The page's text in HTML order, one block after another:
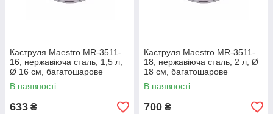
Каструля Maestro MR-3511-
16, нержавіюча сталь, 1,5 л,
Ø 16 см, багатошарове
термоакумулююче дно
В наявності
633 ₴
Каструля Maestro MR-3511-
18, нержавіюча сталь, 2 л, Ø
18 см, багатошарове
термоакумулююче дно
В наявності
700 ₴